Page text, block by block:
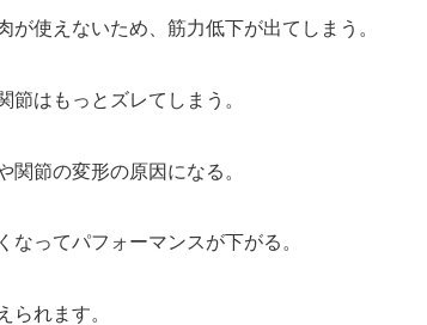
が使えないため、筋力低下が出てしまう。
節はもっとズレてしまう。
関節の変形の原因になる。
なってパフォーマンスが下がる。
られます。